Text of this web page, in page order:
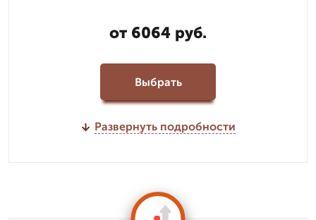
от 6064 руб.
Выбрать
Развернуть подробности